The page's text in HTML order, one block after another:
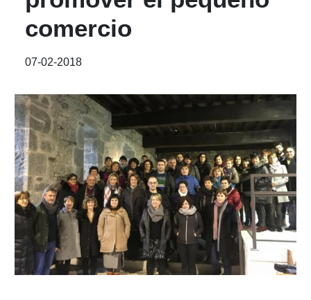
comercio
07-02-2018